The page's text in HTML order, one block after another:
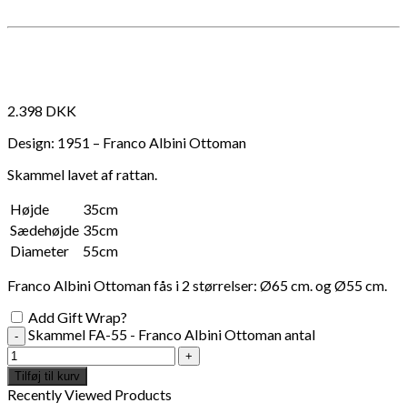
Add to Wishlist
2.398 DKK
Design: 1951 – Franco Albini Ottoman
Skammel lavet af rattan.
Højde
35cm
Sædehøjde 35cm
Diameter
55cm
Franco Albini Ottoman fås i 2 størrelser: Ø65 cm. og Ø55 cm.
Add Gift Wrap?
Skammel FA-55 - Franco Albini Ottoman antal
Tilføj til kurv
Recently Viewed Products